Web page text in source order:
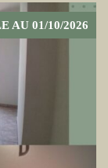
AU 01/10/2026